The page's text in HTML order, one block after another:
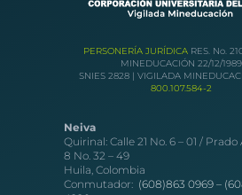
PERSONERÍA JURÍDICA RES. No.
MINEDUCACIÓN 22/12/1989
SNIES 2828 | VIGILADA
800.107.584-2
Neiva
Quirinal: Calle 21 No. 6 – 01 / Prado
8 No. 32 – 49
Huila, Colombia
Conmutador: (608)863 0969 –